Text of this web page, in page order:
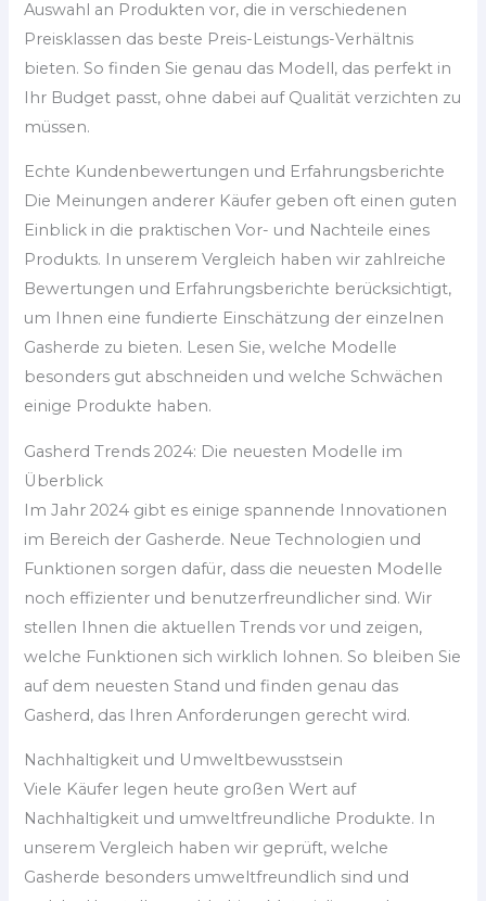
Auswahl an Produkten vor, die in verschiedenen
Preisklassen das beste Preis-Leistungs-Verhältnis
bieten. So finden Sie genau das Modell, das perfekt in
Ihr Budget passt, ohne dabei auf Qualität verzichten zu
müssen.
Echte Kundenbewertungen und Erfahrungsberichte
Die Meinungen anderer Käufer geben oft einen guten
Einblick in die praktischen Vor- und Nachteile eines
Produkts. In unserem Vergleich haben wir zahlreiche
Bewertungen und Erfahrungsberichte berücksichtigt,
um Ihnen eine fundierte Einschätzung der einzelnen
Gasherde zu bieten. Lesen Sie, welche Modelle
besonders gut abschneiden und welche Schwächen
einige Produkte haben.
Gasherd Trends 2024: Die neuesten Modelle im
Überblick
Im Jahr 2024 gibt es einige spannende Innovationen
im Bereich der Gasherde. Neue Technologien und
Funktionen sorgen dafür, dass die neuesten Modelle
noch effizienter und benutzerfreundlicher sind. Wir
stellen Ihnen die aktuellen Trends vor und zeigen,
welche Funktionen sich wirklich lohnen. So bleiben Sie
auf dem neuesten Stand und finden genau das
Gasherd, das Ihren Anforderungen gerecht wird.
Nachhaltigkeit und Umweltbewusstsein
Viele Käufer legen heute großen Wert auf
Nachhaltigkeit und umweltfreundliche Produkte. In
unserem Vergleich haben wir geprüft, welche
Gasherde besonders umweltfreundlich sind und